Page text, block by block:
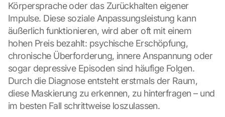
Körpersprache oder das Zurückhalten eigener
Impulse. Diese soziale Anpassungsleistung kann
äußerlich funktionieren, wird aber oft mit einem
hohen Preis bezahlt: psychische Erschöpfung,
chronische Überforderung, innere Anspannung oder
sogar depressive Episoden sind häufige Folgen.
Durch die Diagnose entsteht erstmals der Raum,
diese Maskierung zu erkennen, zu hinterfragen – und
im besten Fall schrittweise loszulassen.